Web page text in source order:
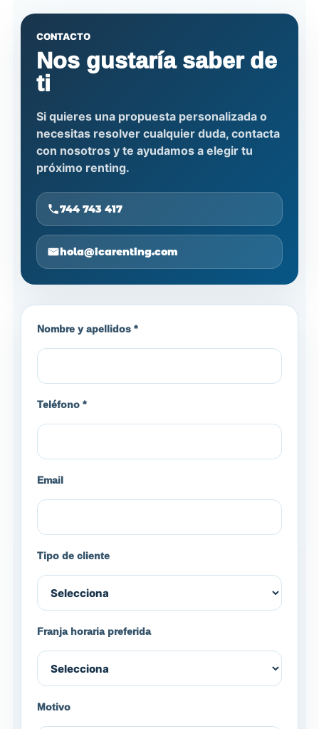
CONTACTO
Nos gustaría saber de
ti
Si quieres una propuesta personalizada o
necesitas resolver cualquier duda, contacta
con nosotros y te ayudamos a elegir tu
próximo renting.
744 743 417
hola@icarenting.com
Nombre y apellidos *
Teléfono *
Email
Tipo de cliente
Franja horaria preferida
Motivo